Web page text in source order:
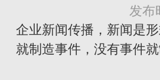
发布
企业新闻传播，新闻是
就制造事件，没有事件就